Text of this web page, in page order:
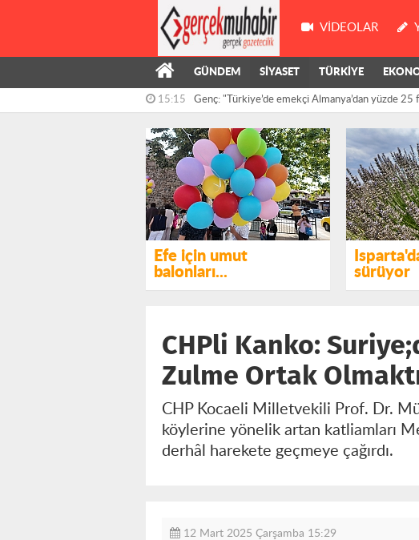
VIDEOLAR
GÜNDEM SİYASET TÜRKİYE
15:15
Genç: "Türkiye’de emekçi Almanya’dan yüzde 25
reddedildi
Efe için umut
balonları...
sürüyor
CHPli Kanko:
Zulme Ortak
CHP Kocaeli Milletvekili Prof. Dr.
köylerine yönelik artan katliamları
derhâl harekete geçmeye çağırdı.
12 Mart 2025 Çarşamba 15:29